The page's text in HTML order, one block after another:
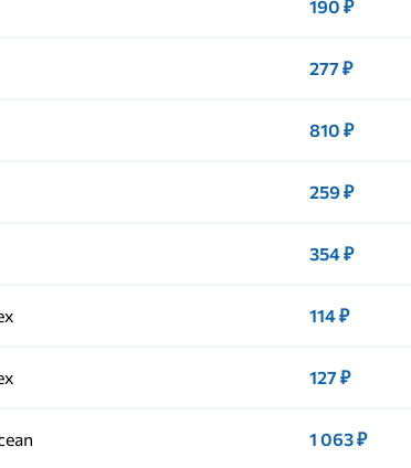
190 ₽
277 ₽
810 ₽
259 ₽
354 ₽
114 ₽
127 ₽
1 063 ₽